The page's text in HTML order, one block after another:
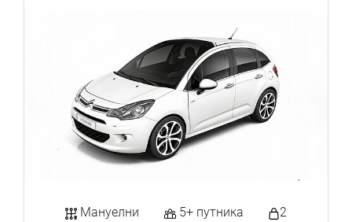
Мануелни 5+ путника 2